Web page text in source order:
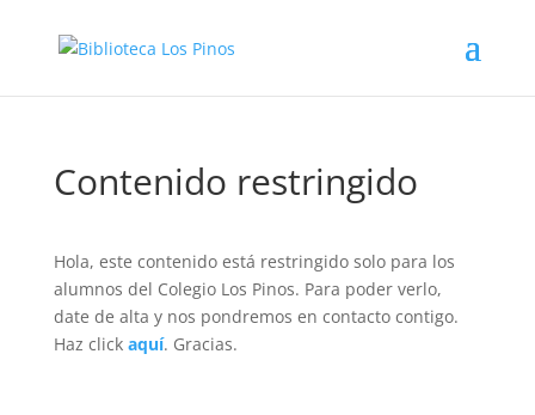
Contenido restringido
Hola, este contenido está restringido solo para los
alumnos del Colegio Los Pinos. Para poder verlo,
date de alta y nos pondremos en contacto contigo.
Haz click aquí. Gracias.